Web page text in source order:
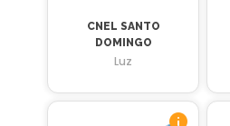
CNEL SANTO
DOMINGO
Luz